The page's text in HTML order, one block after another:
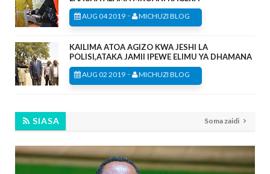
AUG 04 2019 - MICHUZI BLOG
KAILIMA ATOA AGIZO KWA JESHI LA
POLISI,ATAKA JAMII IPEWE ELIMU YA DHAMANA
AUG 02 2019 - MICHUZI BLOG
SIASA Soma zaidi